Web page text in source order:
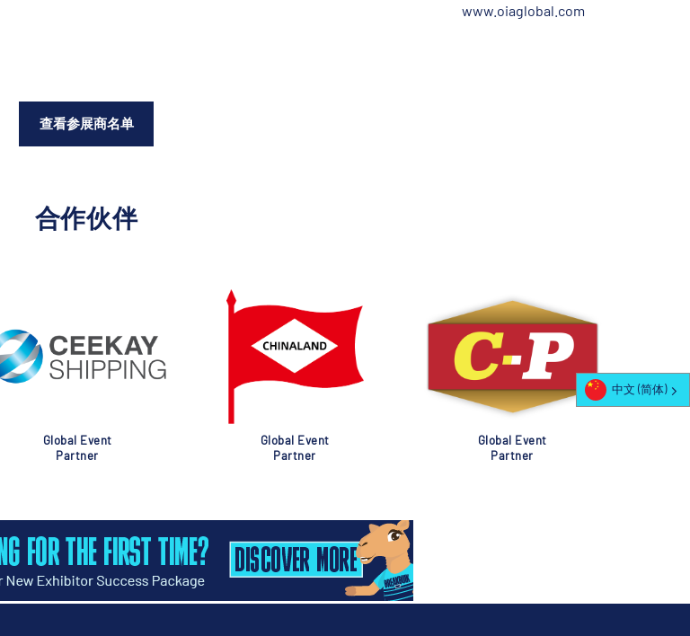
www.oiaglobal.com
查看参展商名单
合作伙伴
Global Event
Partner
Global Event
Partner
Global Event
Partner
中文 (简体)